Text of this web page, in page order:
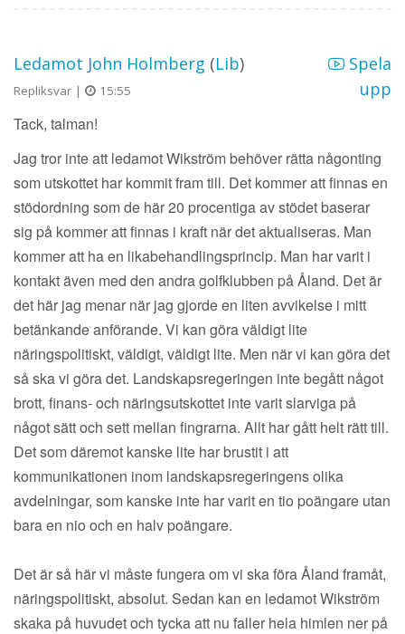
Ledamot John Holmberg (Lib)
Repliksvar | 15:55
Spela
upp
Tack, talman!
Jag tror inte att ledamot Wikström behöver rätta någonting
som utskottet har kommit fram till. Det kommer att finnas en
stödordning som de här 20 procentiga av stödet baserar
sig på kommer att finnas i kraft när det aktualiseras. Man
kommer att ha en likabehandlingsprincip. Man har varit i
kontakt även med den andra golfklubben på Åland. Det är
det här jag menar när jag gjorde en liten avvikelse i mitt
betänkande anförande. Vi kan göra väldigt lite
näringspolitiskt, väldigt, väldigt lite. Men när vi kan göra det
så ska vi göra det. Landskapsregeringen inte begått något
brott, finans- och näringsutskottet inte varit slarviga på
något sätt och sett mellan fingrarna. Allt har gått helt rätt till.
Det som däremot kanske lite har brustit i att
kommunikationen inom landskapsregeringens olika
avdelningar, som kanske inte har varit en tio poängare utan
bara en nio och en halv poängare.
Det är så här vi måste fungera om vi ska föra Åland framåt,
näringspolitiskt, absolut. Sedan kan en ledamot Wikström
skaka på huvudet och tycka att nu faller hela himlen ner på